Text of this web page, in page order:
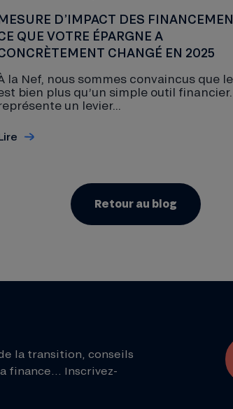
D’IMPACT DES
QUE VOTRE ÉPARGNE A
CHANGÉ EN 2025
la Nef, nous sommes convaincus que
bien plus qu’un simple outil
un levier...
Retour au blog
la transition, conseils
finance... Inscrivez-